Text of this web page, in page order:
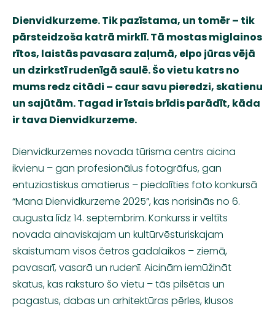
Dienvidkurzeme. Tik pazīstama, un tomēr – tik
pārsteidzoša katrā mirklī. Tā mostas miglainos
rītos, laistās pavasara zaļumā, elpo jūras vējā
un dzirkstī rudenīgā saulē. Šo vietu katrs no
mums redz citādi – caur savu pieredzi, skatienu
un sajūtām. Tagad ir īstais brīdis parādīt, kāda
irtava Dienvidkurzeme.
Dienvidkurzemes novada tūrisma centrs aicina
ikvienu – gan profesionālus fotogrāfus, gan
entuziastiskus amatierus – piedalīties foto konkursā
“Mana Dienvidkurzeme 2025”, kas norisinās no 6.
augusta līdz 14. septembrim. Konkurss ir veltīts
novada ainaviskajam un kultūrvēsturiskajam
skaistumam visos četros gadalaikos – ziemā,
pavasarī, vasarā un rudenī. Aicinām iemūžināt
skatus, kas raksturo šo vietu – tās pilsētas un
pagastus, dabas un arhitektūras pērles, klusos